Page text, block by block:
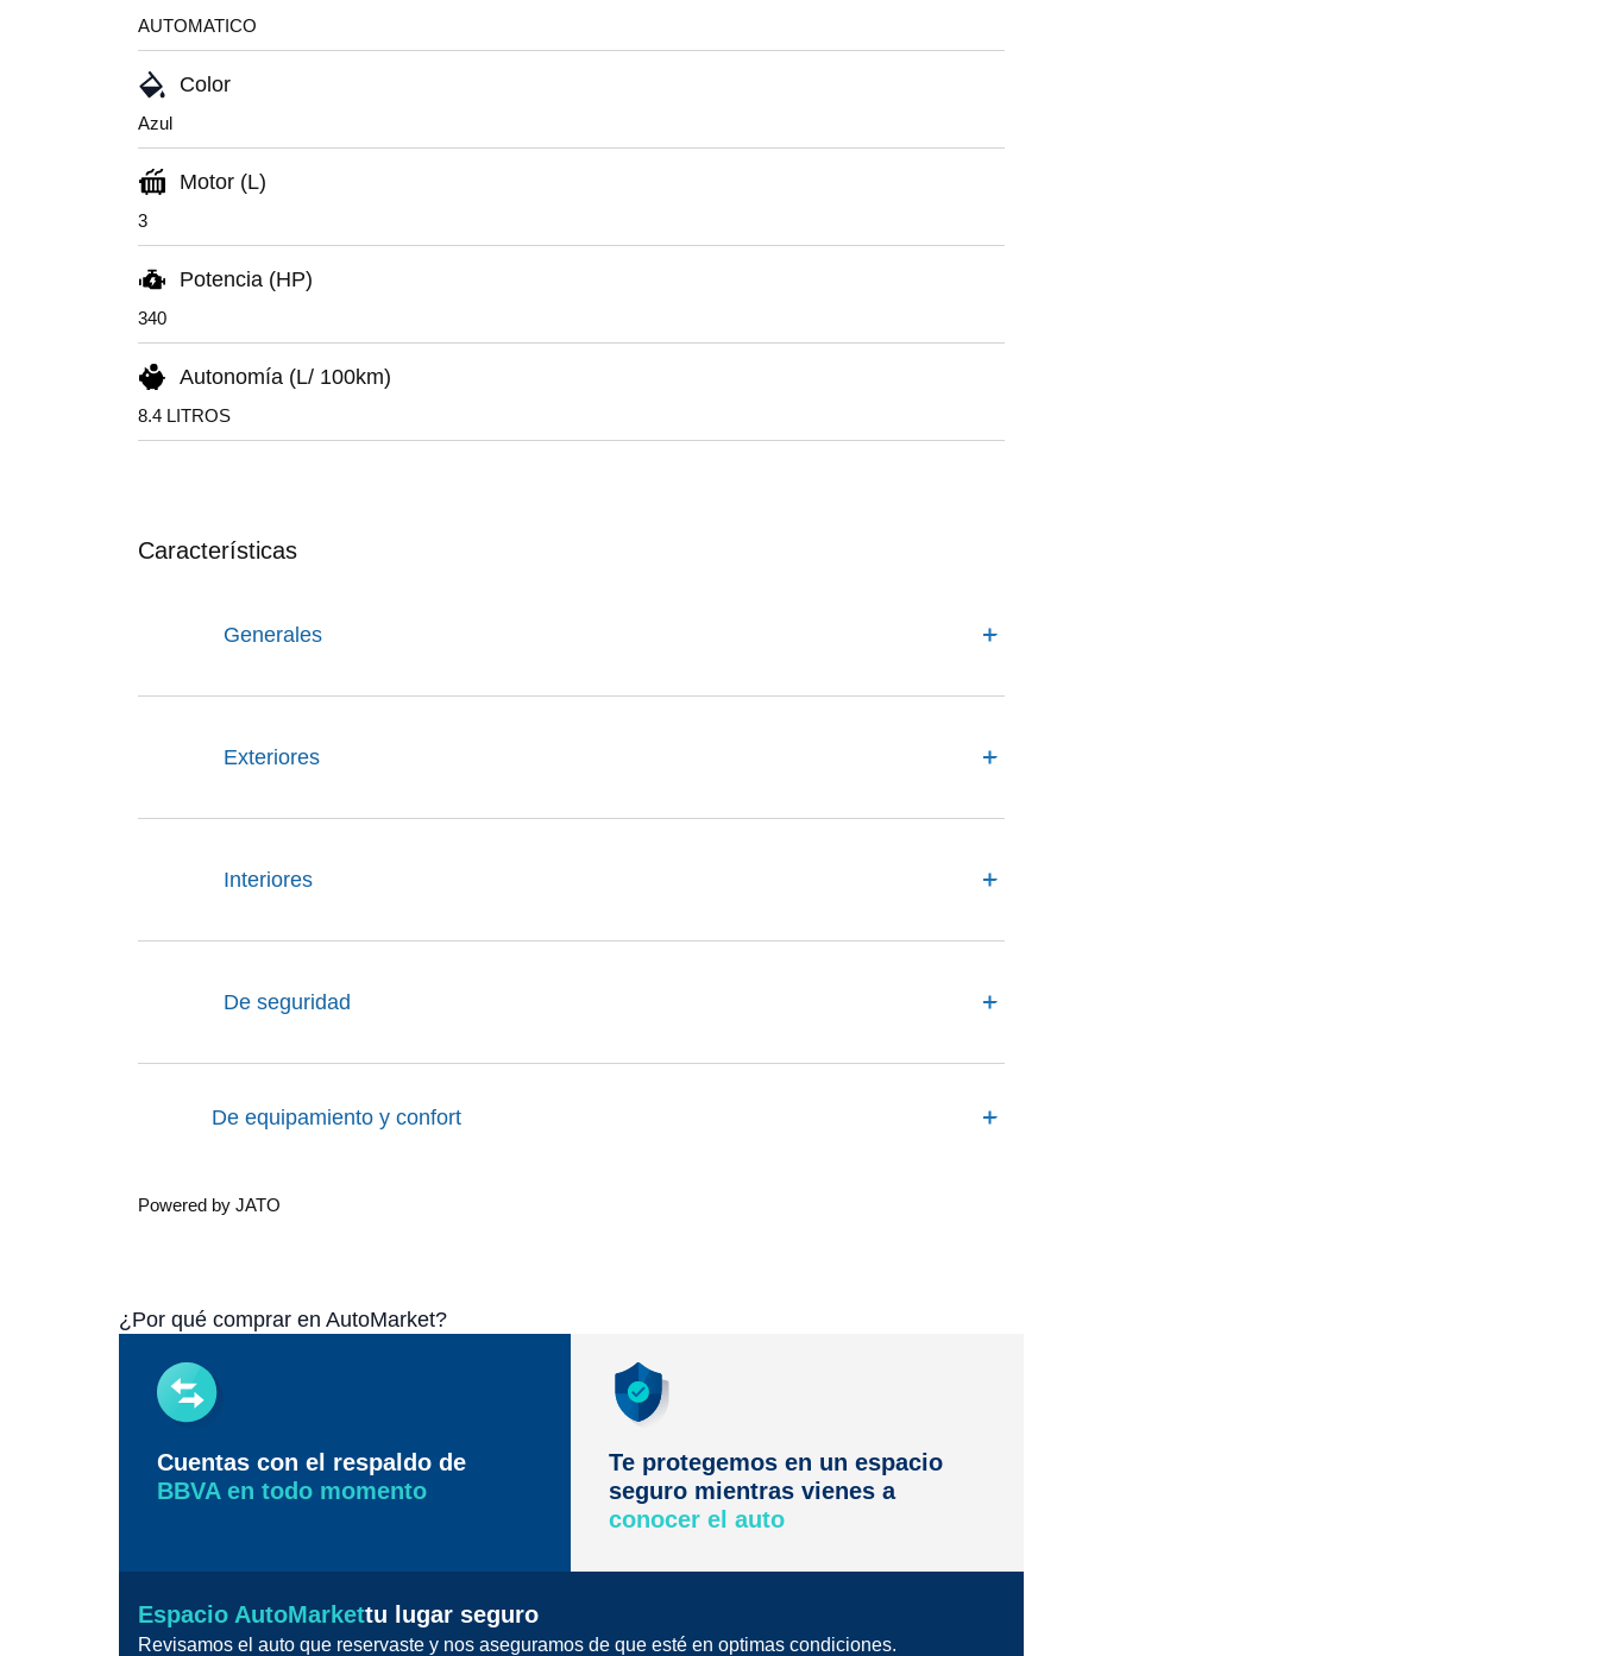
AUTOMATICO
Color
Azul
Motor (L)
3
Potencia (HP)
340
Autonomía (L/ 100km)
8.4 LITROS
Características
Generales
Exteriores
Interiores
De seguridad
De equipamiento y confort
Powered by JATO
¿Por qué comprar en AutoMarket?
Cuentas con el respaldo de
BBVA en todo momento
Te protegemos en un espacio
seguro mientras vienes a
conocer el auto
Espacio AutoMarkettu lugar seguro
Revisamos el auto que reservaste y nos aseguramos de que esté en optimas condiciones.